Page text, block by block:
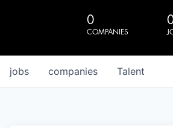
0
COMPANIES
jobs companies Talent